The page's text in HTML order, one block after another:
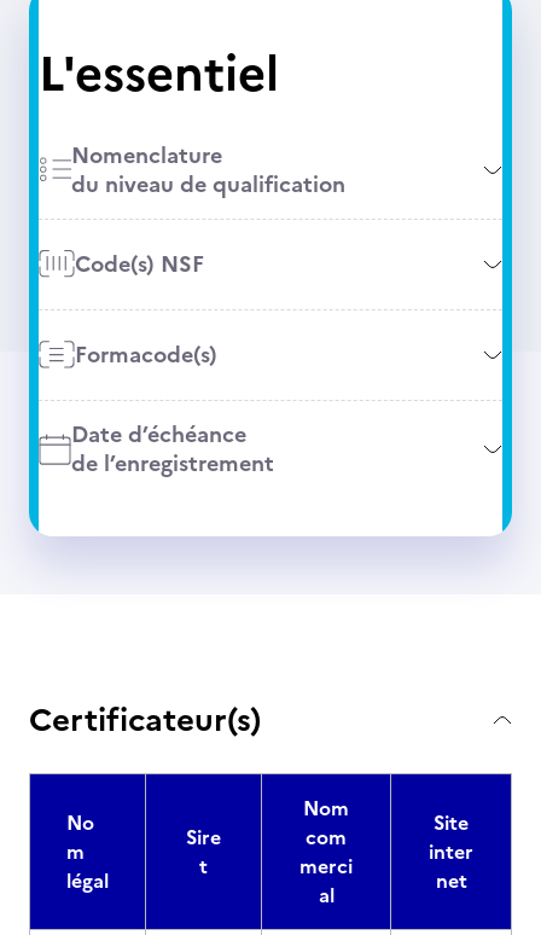
L'essentiel
Nomenclature
du niveau de qualification
Code(s) NSF
Formacode(s)
Date d’échéance
de l’enregistrement
Certificateur(s)
No
m
légal
Sire
t
Nom
com
merci
al
Site
inter
net